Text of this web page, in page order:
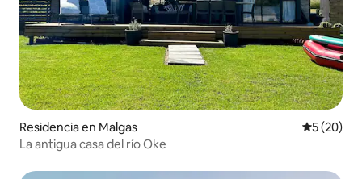
Residencia en Malgas
5 (20)
La antigua casa del río Oke